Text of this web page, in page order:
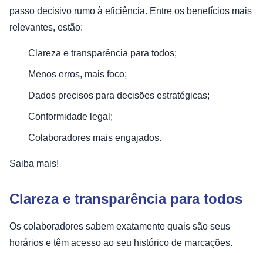
passo decisivo rumo à eficiência. Entre os benefícios mais
relevantes, estão:
Clareza e transparência para todos;
Menos erros, mais foco;
Dados precisos para decisões estratégicas;
Conformidade legal;
Colaboradores mais engajados.
Saiba mais!
Clareza e transparência para todos
Os colaboradores sabem exatamente quais são seus
horários e têm acesso ao seu histórico de marcações.